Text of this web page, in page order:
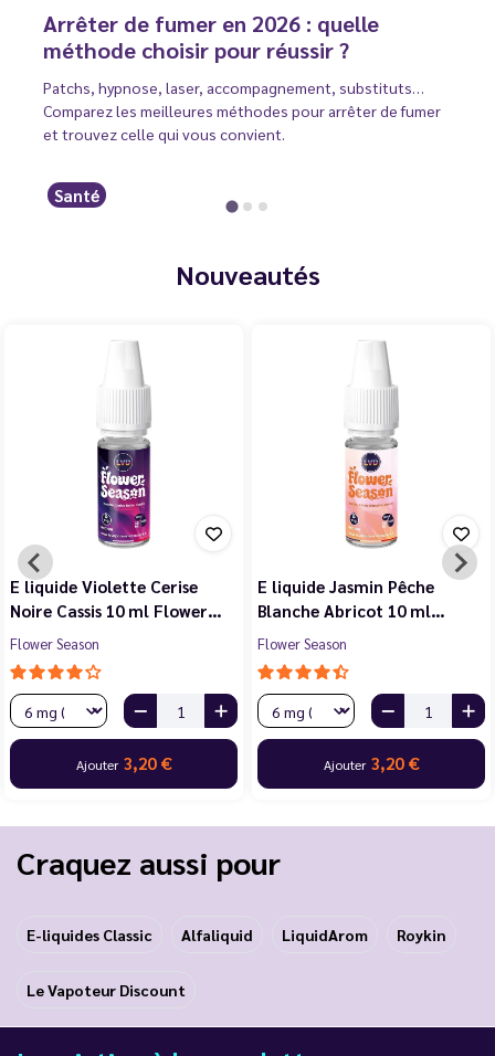
Arrêter de fumer en 2026 : quelle
méthode choisir pour réussir ?
Patchs, hypnose, laser, accompagnement, substituts…
Comparez les meilleures méthodes pour arrêter de fumer
et trouvez celle qui vous convient.
Santé
Nouveautés
E liquide Violette Cerise
Noire Cassis 10 ml Flower…
Flower Season
Ajouter 3,20 €
E liquide Jasmin Pêche
Blanche Abricot 10 ml…
Flower Season
Ajouter 3,20 €
Craquez aussi pour
E-liquides Classic Alfaliquid LiquidArom Roykin
Le Vapoteur Discount